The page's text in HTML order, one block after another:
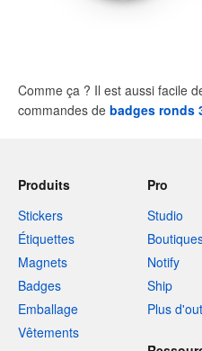
Comme ça ? Il est aussi facile
commandes de badges ronds
Produits
Stickers
Étiquettes
Magnets
Badges
Emballage
Vêtements
Pro
Studio
Notify
Ship
Plus